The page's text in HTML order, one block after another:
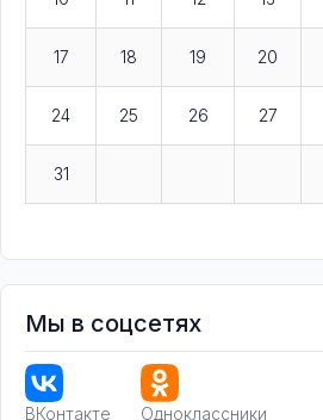
17 18 19 20
24 25 26 27
31
Мы в соцсетях
ВКонтакте Одноклассники